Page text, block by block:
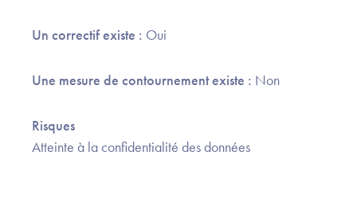
Un correctif existe : Oui
Une mesure de contournement existe : Non
Risques
Atteinte à la confidentialité des données